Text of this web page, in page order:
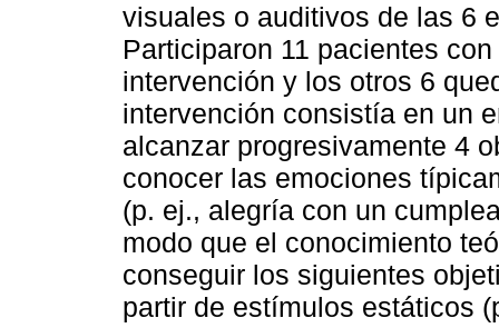
visuales o auditivos de las 6
Participaron 11 pacientes
intervención y los otros 6
intervención consistía en un
alcanzar progresivamente 4
conocer las emociones
(p. ej., alegría con un
modo que el conocimiento
conseguir los siguientes
partir de estímulos estáticos